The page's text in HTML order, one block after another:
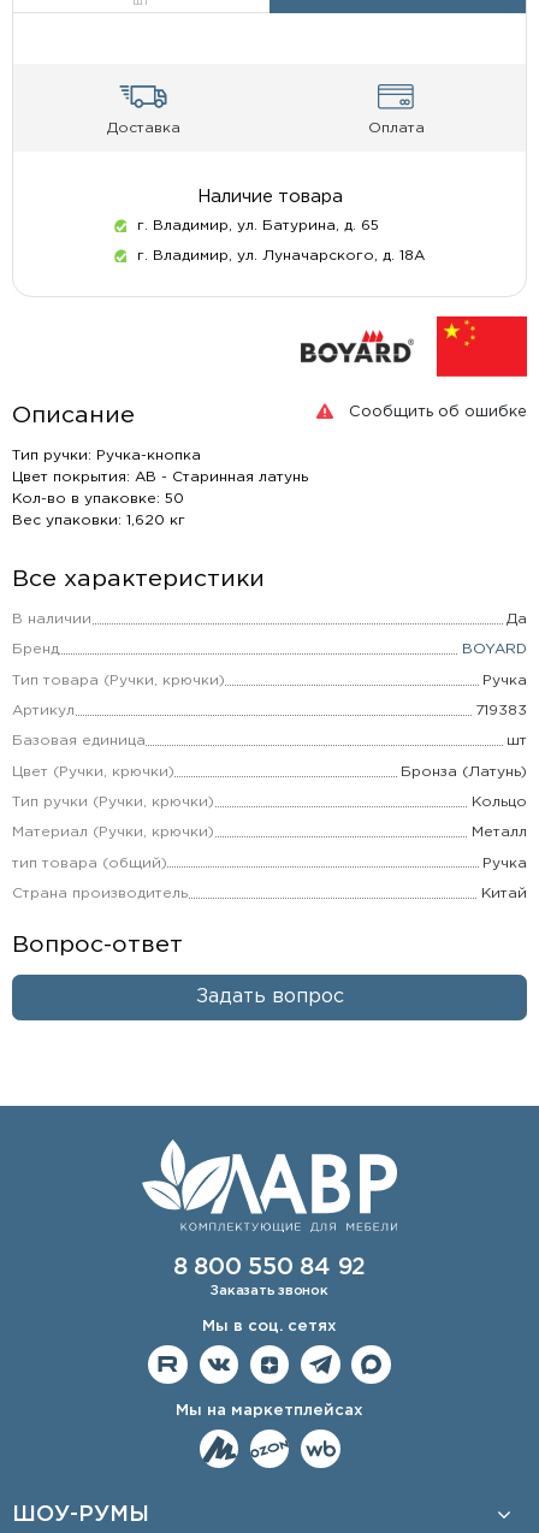
Доставка Оплата
Наличие товара
г. Владимир, ул. Батурина, д. 65
г. Владимир, ул. Луначарского, д. 18А
Сообщить об ошибке
Описание
Тип ручки: Ручка-кнопка
Цвет покрытия: AB - Старинная латунь
Кол-во в упаковке: 50
Вес упаковки: 1,620 кг
Все характеристики
В наличии Да
Бренд BOYARD
Тип товара (Ручки, крючки) Ручка
Артикул 719383
Базовая единица шт
Цвет (Ручки, крючки) Бронза (Латунь)
Тип ручки (Ручки, крючки) Кольцо
Материал (Ручки, крючки) Металл
тип товара (общий) Ручка
Страна производитель Китай
Вопрос-ответ
Задать вопрос
8 800 550 84 92
Заказать звонок
Мы в соц. сетях
Мы на маркетплейсах
ШОУ-РУМЫ